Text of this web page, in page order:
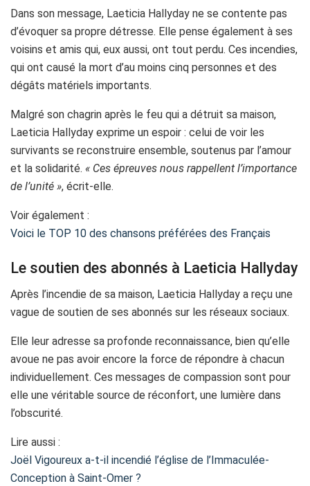
Dans son message, Laeticia Hallyday ne se contente pas
d’évoquer sa propre détresse. Elle pense également à ses
voisins et amis qui, eux aussi, ont tout perdu. Ces incendies,
qui ont causé la mort d’au moins cinq personnes et des
dégâts matériels importants.
Malgré son chagrin après le feu qui a détruit sa maison,
Laeticia Hallyday exprime un espoir : celui de voir les
survivants se reconstruire ensemble, soutenus par l’amour
et la solidarité. « Ces épreuves nous rappellent l’importance
de l’unité », écrit-elle.
Voir également :
Voici le TOP 10 des chansons préférées des Français
Le soutien des abonnés à Laeticia Hallyday
Après l’incendie de sa maison, Laeticia Hallyday a reçu une
vague de soutien de ses abonnés sur les réseaux sociaux.
Elle leur adresse sa profonde reconnaissance, bien qu’elle
avoue ne pas avoir encore la force de répondre à chacun
individuellement. Ces messages de compassion sont pour
elle une véritable source de réconfort, une lumière dans
l’obscurité.
Lire aussi :
Joël Vigoureux a-t-il incendié l’église de l’Immaculée-
Conception à Saint-Omer ?